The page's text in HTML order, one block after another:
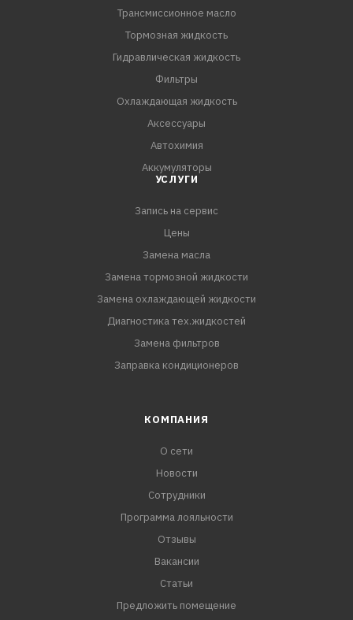
Трансмиссионное масло
Тормозная жидкость
Гидравлическая жидкость
Фильтры
Охлаждающая жидкость
Аксессуары
Автохимия
Аккумуляторы
УСЛУГИ
Запись на сервис
Цены
Замена масла
Замена тормозной жидкости
Замена охлаждающей жидкости
Диагностика тех.жидкостей
Замена фильтров
Заправка кондиционеров
КОМПАНИЯ
О сети
Новости
Сотрудники
Программа лояльности
Отзывы
Вакансии
Статьи
Предложить помещение